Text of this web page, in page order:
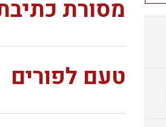
מסורת
טעם לפורים